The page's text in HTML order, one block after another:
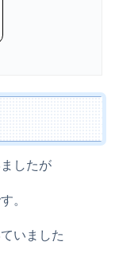
したが
。
いました